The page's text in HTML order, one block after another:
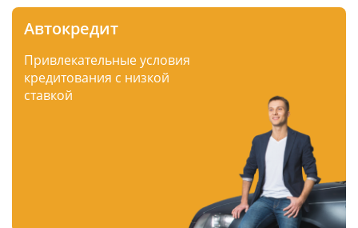
Автокредит
Привлекательные условия
кредитования с низкой
ставкой